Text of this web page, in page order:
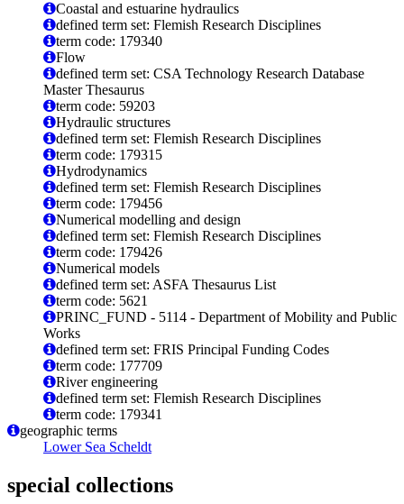
Coastal and estuarine hydraulics
defined term set: Flemish Research Disciplines
term code: 179340
Flow
defined term set: CSA Technology Research Database
Master Thesaurus
term code: 59203
Hydraulic structures
defined term set: Flemish Research Disciplines
term code: 179315
Hydrodynamics
defined term set: Flemish Research Disciplines
term code: 179456
Numerical modelling and design
defined term set: Flemish Research Disciplines
term code: 179426
Numerical models
defined term set: ASFA Thesaurus List
term code: 5621
PRINC_FUND - 5114 - Department of Mobility and Public
Works
defined term set: FRIS Principal Funding Codes
term code: 177709
River engineering
defined term set: Flemish Research Disciplines
term code: 179341
geographic terms
Lower Sea Scheldt
special collections